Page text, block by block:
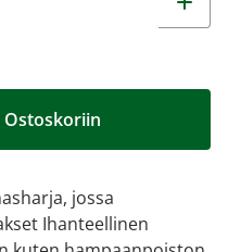
Ostoskoriin
jossa
Ihanteellinen